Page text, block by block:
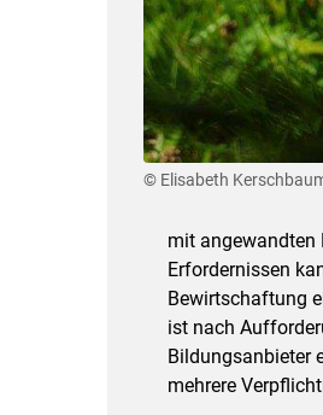
© Elisabeth
mit angewandten
Erfordernissen
Bewirtschaftung
ist nach
Bildungsanbieter
mehrere